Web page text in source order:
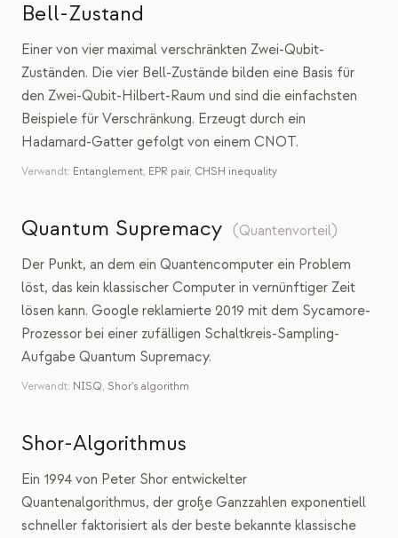
Bell-Zustand
Einer von vier maximal verschränkten Zwei-Qubit-
Zuständen. Die vier Bell-Zustände bilden eine Basis für
den Zwei-Qubit-Hilbert-Raum und sind die einfachsten
Beispiele für Verschränkung. Erzeugt durch ein
Hadamard-Gatter gefolgt von einem CNOT.
Verwandt: Entanglement, EPR pair, CHSH inequality
Quantum Supremacy ( Quantenvorteil)
Der Punkt, an dem ein Quantencomputer ein Problem
löst, das kein klassischer Computer in vernünftiger Zeit
lösen kann. Google reklamierte 2019 mit dem Sycamore-
Prozessor bei einer zufälligen Schaltkreis-Sampling-
Aufgabe Quantum Supremacy.
Verwandt: NISQ, Shor's algorithm
Shor-Algorithmus
Ein 1994 von Peter Shor entwickelter
Quantenalgorithmus, der große Ganzzahlen exponentiell
schneller faktorisiert als der beste bekannte klassische